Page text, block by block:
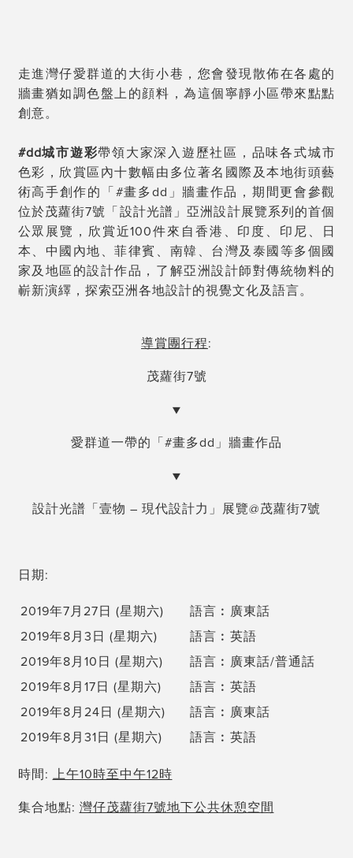
走進灣仔愛群道的大街小巷，您會發現散佈在各處的
牆畫猶如調色盤上的顔料，為這個寧靜小區帶來點點
創意。
#dd城市遊彩帶領大家深入遊歷社區，品味各式城市
色彩，欣賞區內十數幅由多位著名國際及本地街頭藝
術高手創作的「#畫多dd」牆畫作品，期間更會參觀
位於茂蘿街7號「設計光譜」亞洲設計展覽系列的首個
公眾展覽，欣賞近100件來自香港、印度、印尼、日
本、中國內地、菲律賓、南韓、台灣及泰國等多個國
家及地區的設計作品，了解亞洲設計師對傳統物料的
嶄新演繹，探索亞洲各地設計的視覺文化及語言。
導賞團行程:
茂蘿街7號
▼
愛群道一帶的「#畫多dd」牆畫作品
▼
設計光譜「壹物 – 現代設計力」展覽@茂蘿街7號
日期:
2019年7月27日 (星期六)
語言︰廣東話
2019年8月3日 (星期六)
語言︰英語
2019年8月10日 (星期六)
語言︰廣東話/普通話
2019年8月17日 (星期六)
語言︰英語
2019年8月24日 (星期六)
語言︰廣東話
2019年8月31日 (星期六)
語言︰英語
時間: 上午10時至中午12時
集合地點: 灣仔茂蘿街7號地下公共休憩空間